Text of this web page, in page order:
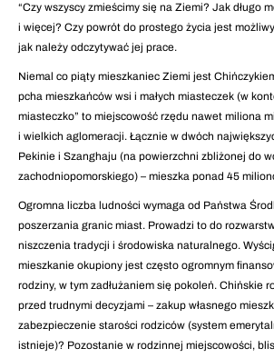
“Czy wszyscy zmieścimy się na Ziemi? Jak długo
i więcej? Czy powrót do prostego życia jest
jak należy odczytywać jej prace.
Niemal co piąty mieszkaniec Ziemi jest
pcha mieszkańców wsi i małych miasteczek (w
miasteczko” to miejscowość rzędu nawet miliona
i wielkich aglomeracji. Łącznie w dwóch
Pekinie i Szanghaju (na powierzchni zbliżonej do
zachodniopomorskiego) – mieszka ponad 45
Ogromna liczba ludności wymaga od Państwa
poszerzania granic miast. Prowadzi to do
niszczenia tradycji i środowiska naturalnego.
mieszkanie okupiony jest często ogromnym
rodziny, w tym zadłużaniem się pokoleń. Chińskie
przed trudnymi decyzjami – zakup własnego
zabezpieczenie starości rodziców (system
istnieje)? Pozostanie w rodzinnej miejscowości,